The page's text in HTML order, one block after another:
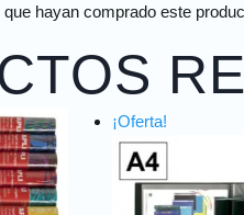
hayan comprado este
¡Oferta!